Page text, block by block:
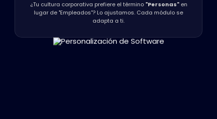
¿Tu cultura corporativa prefiere el término "Personas"en
lugar de "Empleados"? Lo ajustamos. Cada módulo se
adapta a ti.